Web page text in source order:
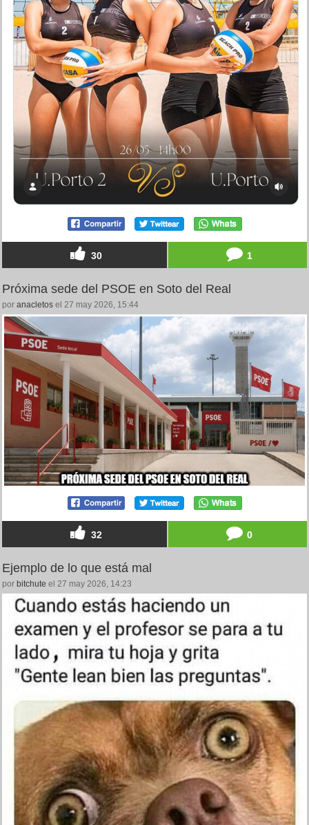
30 1
Próxima sede del PSOE en Soto del Real
por anacletos el 27 may 2026, 15:44
32 0
Ejemplo de lo que está mal
por bitchute el 27 may 2026, 14:23